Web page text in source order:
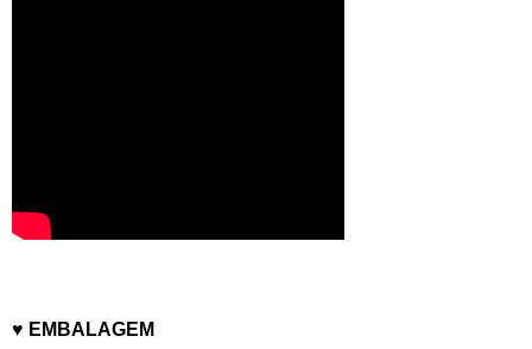
♥ EMBALAGEM